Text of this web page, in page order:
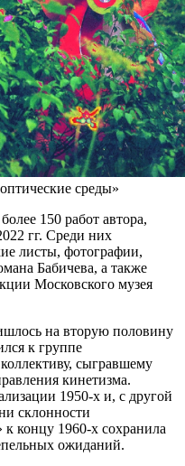
среды»
150 работ автора,
гг. Среди них
листы, фотографии,
Бабичева, а также
Московского музея
на вторую половину
к группе
сыгравшему
кинетизма.
1950-х и, с другой
склонности
концу 1960-х сохранила
ожиданий.